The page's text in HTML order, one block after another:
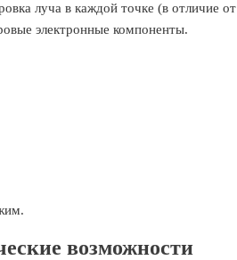
луча в каждой точке (в отличие
электронные компоненты.
возможности